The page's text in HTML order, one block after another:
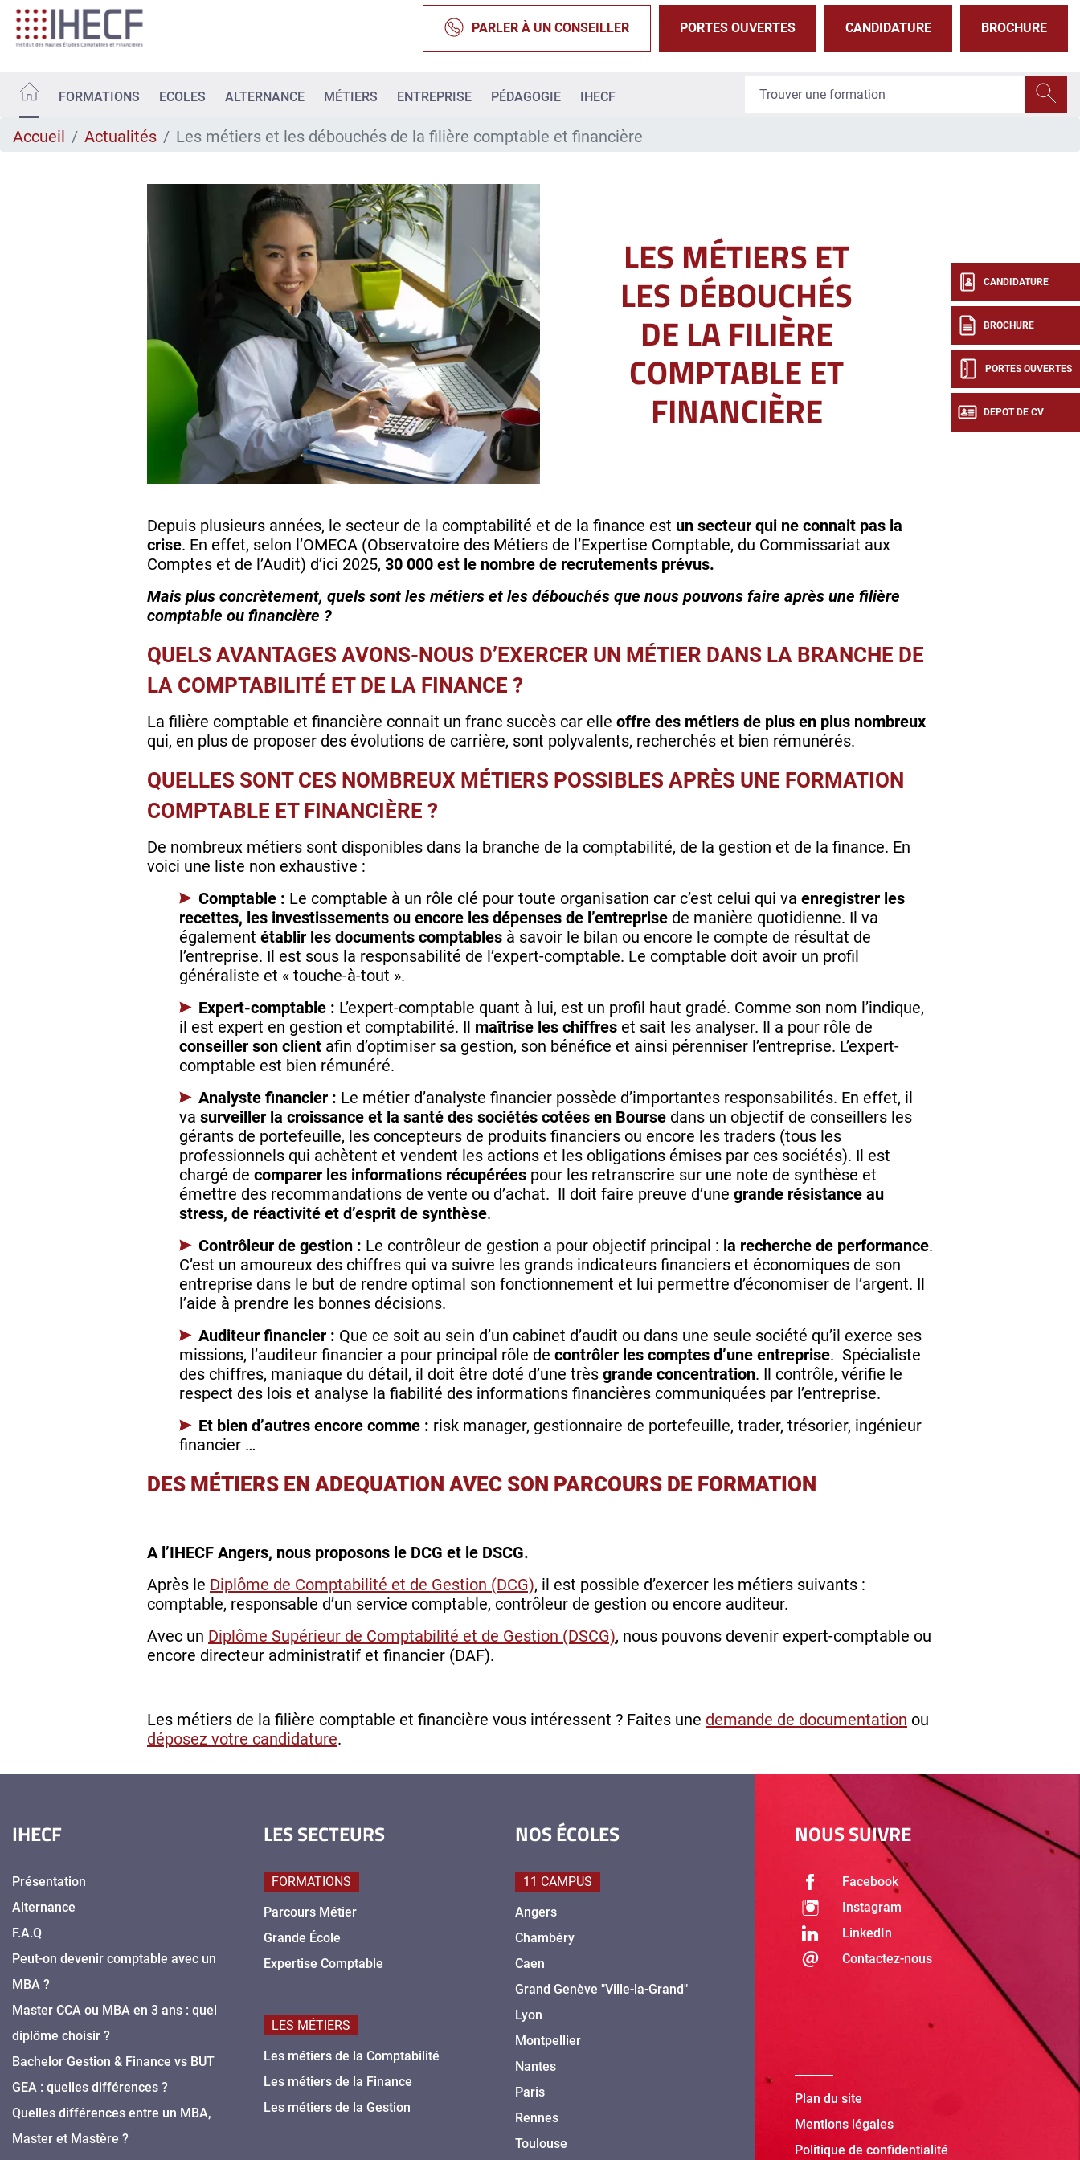
Aller
contenu
PARLER À UN CONSEILLER PORTES OUVERTES CANDIDATURE BROCHURE
FORMATIONS ECOLES ALTERNANCE MÉTIERS ENTREPRISE PÉDAGOGIE IHECF
CANDIDATURE
BROCHURE
PORTES OUVERTES
DEPOT DE CV
Accueil Actualités Les métiers et les débouchés de la filière comptable et financière
LES MÉTIERS ET
LES DÉBOUCHÉS
DE LA FILIÈRE
COMPTABLE ET
FINANCIÈRE
Depuis plusieurs années, le secteur de la comptabilité et de la finance est un secteur qui ne connait pas la
crise. En effet, selon l’OMECA (Observatoire des Métiers de l’Expertise Comptable, du Commissariat aux
Comptes et de l’Audit) d’ici 2025, 30 000 est le nombre de recrutements prévus.
Mais plus concrètement, quels sont les métiers et les débouchés que nous pouvons faire après une filière
comptable ou financière ?
QUELS AVANTAGES AVONS-NOUS D’EXERCER UN MÉTIER DANS LA BRANCHE DE
LA COMPTABILITÉ ET DE LA FINANCE ?
La filière comptable et financière connait un franc succès car elle offre des métiers de plus en plus nombreux
qui, en plus de proposer des évolutions de carrière, sont polyvalents, recherchés et bien rémunérés.
QUELLES SONT CES NOMBREUX MÉTIERS POSSIBLES APRÈS UNE FORMATION
COMPTABLE ET FINANCIÈRE ?
De nombreux métiers sont disponibles dans la branche de la comptabilité, de la gestion et de la finance. En
voici une liste non exhaustive :
Comptable : Le comptable à un rôle clé pour toute organisation car c’est celui qui va enregistrer les
recettes, les investissements ou encore les dépenses de l’entreprise de manière quotidienne. Il va
également établir les documents comptables à savoir le bilan ou encore le compte de résultat de
l’entreprise. Il est sous la responsabilité de l’expert-comptable. Le comptable doit avoir un profil
généraliste et « touche-à-tout ».
Expert-comptable : L’expert-comptable quant à lui, est un profil haut gradé. Comme son nom l’indique,
il est expert en gestion et comptabilité. Il maîtrise les chiffres et sait les analyser. Il a pour rôle de
conseiller son client afin d’optimiser sa gestion, son bénéfice et ainsi pérenniser l’entreprise. L’expert-
comptable est bien rémunéré.
Analyste financier : Le métier d’analyste financier possède d’importantes responsabilités. En effet, il
va surveiller la croissance et la santé des sociétés cotées en Bourse dans un objectif de conseillers les
gérants de portefeuille, les concepteurs de produits financiers ou encore les traders (tous les
professionnels qui achètent et vendent les actions et les obligations émises par ces sociétés). Il est
chargé de comparer les informations récupérées pour les retranscrire sur une note de synthèse et
émettre des recommandations de vente ou d’achat. Il doit faire preuve d’une grande résistance au
stress, de réactivité et d’esprit de synthèse.
Contrôleur de gestion : Le contrôleur de gestion a pour objectif principal : la recherche de performance.
C’est un amoureux des chiffres qui va suivre les grands indicateurs financiers et économiques de son
entreprise dans le but de rendre optimal son fonctionnement et lui permettre d’économiser de l’argent. Il
l’aide à prendre les bonnes décisions.
Auditeur financier : Que ce soit au sein d’un cabinet d’audit ou dans une seule société qu’il exerce ses
missions, l’auditeur financier a pour principal rôle de contrôler les comptes d’une entreprise. Spécialiste
des chiffres, maniaque du détail, il doit être doté d’une très grande concentration. Il contrôle, vérifie le
respect des lois et analyse la fiabilité des informations financières communiquées par l’entreprise.
Et bien d’autres encore comme : risk manager, gestionnaire de portefeuille, trader, trésorier, ingénieur
financier …
DES MÉTIERS EN ADEQUATION AVEC SON PARCOURS DE FORMATION
A l’IHECF Angers, nous proposons le DCG et le DSCG.
Après le Diplôme de Comptabilité et de Gestion (DCG), il est possible d’exercer les métiers suivants :
comptable, responsable d’un service comptable, contrôleur de gestion ou encore auditeur.
Avec un Diplôme Supérieur de Comptabilité et de Gestion (DSCG), nous pouvons devenir expert-comptable ou
encore directeur administratif et financier (DAF).
Les métiers de la filière comptable et financière vous intéressent ? Faites une demande de documentation ou
déposez votre candidature.
IHECF
Présentation
Alternance
F.A.Q
Peut-on devenir comptable avec un
MBA ?
Master CCA ou MBA en 3 ans : quel
diplôme choisir ?
Bachelor Gestion & Finance vs BUT
GEA : quelles différences ?
Quelles différences entre un MBA,
Master et Mastère ?
LES SECTEURS
FORMATIONS
Parcours Métier
Grande École
Expertise Comptable
LES MÉTIERS
Les métiers de la Comptabilité
Les métiers de la Finance
Les métiers de la Gestion
NOS ÉCOLES
11 CAMPUS
Angers
Chambéry
Caen
Grand Genève "Ville-la-Grand"
Lyon
Montpellier
Nantes
Paris
Rennes
Toulouse
NOUS SUIVRE
Facebook
Instagram
LinkedIn
Contactez-nous
Plan du site
Mentions légales
Politique de confidentialité